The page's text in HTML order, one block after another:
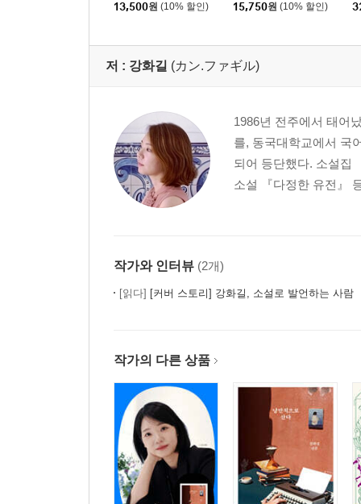
13,500원 (10% 할인) 15,750원 (10% 할인)
저 : 강화길 (カン.ファギル)
1986년 전주에서 태어
를, 동국대학교에서 국
되어 등단했다. 소설집
소설 『다정한 유전』
작가와 인터뷰 (2개)
[읽다] [커버 스토리] 강화길, 소설로 발언하는 사람
작가의 다른 상품